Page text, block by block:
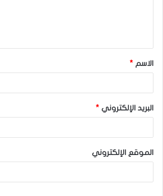
ق
*الاسم *
البريد الإلكتروني *
الموقع الإلكتروني